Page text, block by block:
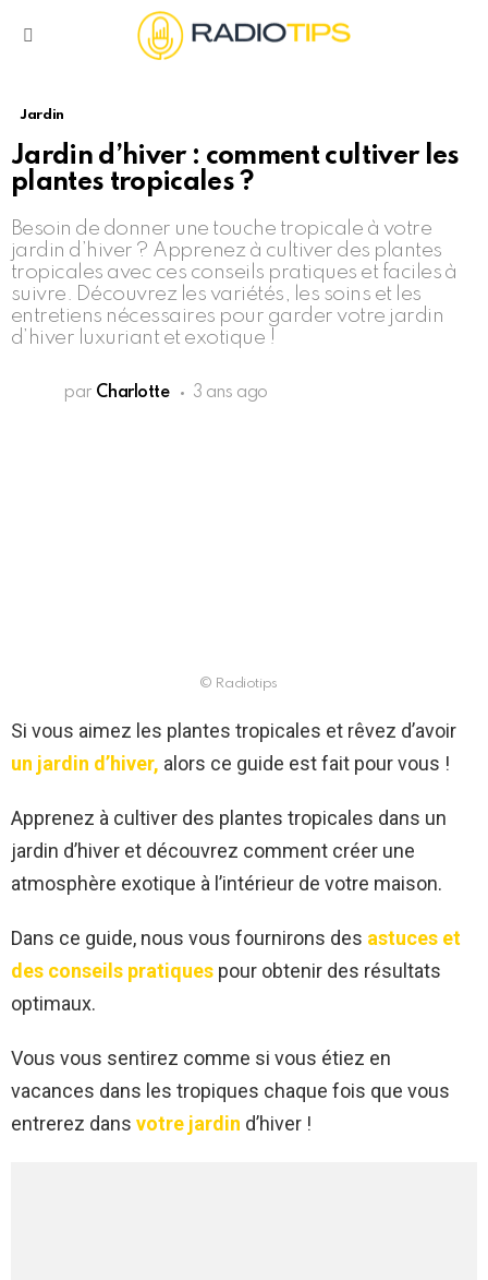
Jardin
Jardin d’hiver : comment cultiver les
plantes tropicales ?
Besoin de donner une touche tropicale à votre
jardin d’hiver ? Apprenez à cultiver des plantes
tropicales avec ces conseils pratiques et faciles à
suivre. Découvrez les variétés, les soins et les
entretiens nécessaires pour garder votre jardin
d’hiver luxuriant et exotique !
par Charlotte 3 ans ago
© Radiotips
Si vous aimez les plantes tropicales et rêvez d’avoir
un jardin d’hiver, alors ce guide est fait pour vous !
Apprenez à cultiver des plantes tropicales dans un
jardin d’hiver et découvrez comment créer une
atmosphère exotique à l’intérieur de votre maison.
Dans ce guide, nous vous fournirons des astuces et
des conseils pratiques pour obtenir des résultats
optimaux.
Vous vous sentirez comme si vous étiez en
vacances dans les tropiques chaque fois que vous
entrerez dans votre jardin d’hiver !